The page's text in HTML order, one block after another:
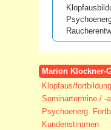
Marion Klockner-
Klopfaus/
Seminartermine / -
Psychoenerg.
Kundenstimmen